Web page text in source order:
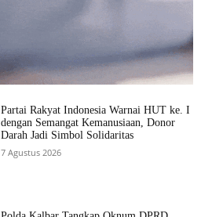
Partai Rakyat Indonesia Warnai HUT ke. I
dengan Semangat Kemanusiaan, Donor
Darah Jadi Simbol Solidaritas
7 Agustus 2026